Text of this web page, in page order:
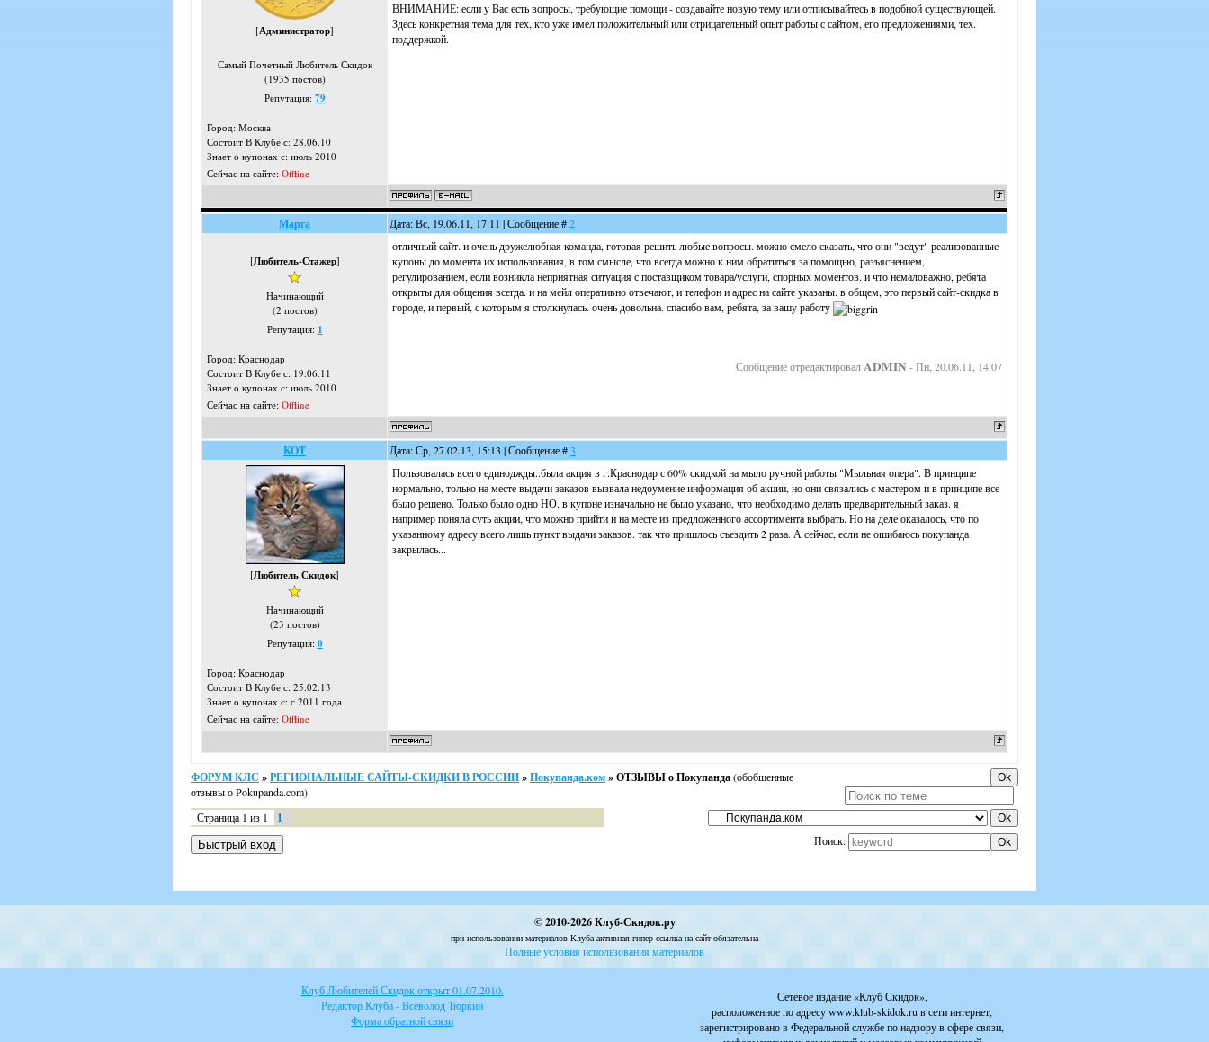
[Администратор]
Самый Почетный Любитель Скидок
(1935 постов)
Репутация: 79
Город: Москва
Состоит В Клубе с: 28.06.10
Знает о купонах с: июль 2010
Сейчас на сайте: Offline
ВНИМАНИЕ: если у Вас есть вопросы, требующие помощи - создавайте новую тему или отписывайтесь в подобной существующей.
Здесь конкретная тема для тех, кто уже имел положительный или отрицательный опыт работы с сайтом, его предложениями, тех.
поддержкой.
Марга Дата: Вс, 19.06.11, 17:11 | Сообщение #2
[Любитель-Стажер]
Начинающий
(2 постов)
Репутация: 1
Город: Краснодар
Состоит В Клубе с: 19.06.11
Знает о купонах с: июль 2010
Сейчас на сайте: Offline
отличный сайт. и очень дружелюбная команда, готовая решить любые вопросы. можно смело сказать, что они "ведут" реализованные
купоны до момента их использования, в том смысле, что всегда можно к ним обратиться за помощью, разъяснением,
регулированием, если возникла неприятная ситуация с поставщиком товара/услуги, спорных моментов. и что немаловажно, ребята
открыты для общения всегда. и на мейл оперативно отвечают, и телефон и адрес на сайте указаны. в общем, это первый сайт-скидка в
городе, и первый, с которым я столкнулась. очень довольна. спасибо вам, ребята, за вашу работу
Сообщение отредактировалADMIN -Пн, 20.06.11, 14:07
KOT Дата: Ср, 27.02.13, 15:13 | Сообщение #3
[Любитель Скидок]
Начинающий
(23 постов)
Репутация: 0
Город: Краснодар
Состоит В Клубе с: 25.02.13
Знает о купонах с: с 2011 года
Сейчас на сайте: Offline
Пользовалась всего единоджды..была акция в г.Краснодар с 60% скидкой на мыло ручной работы "Мыльная опера". В принципе
нормально, только на месте выдачи заказов вызвала недоумение информация об акции, но они связались с мастером и в принципе все
было решено. Только было одно НО. в купоне изначально не было указано, что необходимо делать предварительный заказ. я
например поняла суть акции, что можно прийти и на месте из предложенного ассортимента выбрать. Но на деле оказалось, что по
указанному адресу всего лишь пункт выдачи заказов. так что пришлось съездить 2 раза. А сейчас, если не ошибаюсь покупанда
закрылась...
ФОРУМ КЛС »РЕГИОНАЛЬНЫЕ САЙТЫ-СКИДКИ В РОССИИ»Покупанда.ком»ОТЗЫВЫ о Покупанда(обобщенные
отзывы о Pokupanda.com)
Страница 1 из 1 1
Поиск:
© 2010-2026 Клуб-Скидок.ру
при использовании материалов Клуба активная гипер-ссылка на сайт обязательна
Полные условия использования материалов
Клуб Любителей Скидок открыт 01.07.2010.
Редактор Клуба - Всеволод Тюркин
Форма обратной связи
Сетевое издание «Клуб Скидок»,
расположенное по адресу www.klub-skidok.ru в сети интернет,
зарегистрировано в Федеральной службе по надзору в сфере связи,